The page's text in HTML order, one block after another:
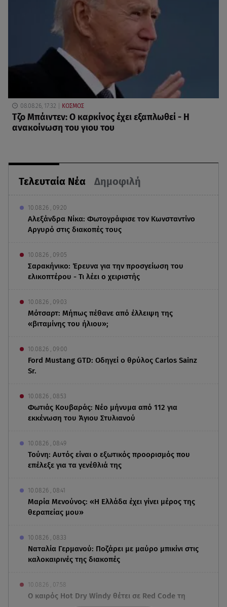
Τελευταία Νέα Δημοφιλή
10.08.26 , 09:20
Αλεξάνδρα Νίκα: Φωτογράφισε τον Κωνσταντίνο
Αργυρό στις διακοπές τους
10.08.26 , 09:05
Σαρακήνικο: Έρευνα για την προσγείωση του
ελικοπτέρου - Τι λέει ο χειριστής
10.08.26 , 09:03
Μότσαρτ: Μήπως πέθανε από έλλειψη της
«βιταμίνης του ήλιου»;
10.08.26 , 09:00
Ford Mustang GTD: Οδηγεί ο θρύλος Carlos Sainz
Sr.
10.08.26 , 08:53
Φωτιάς Κουβαράς: Νέο μήνυμα από 112 για
εκκένωση του Άγιου Στυλιανού
10.08.26 , 08:49
Τούνη: Αυτός είναι ο εξωτικός προορισμός που
επέλεξε για τα γενέθλιά της
10.08.26 , 08:41
Μαρία Μενούνος: «Η Ελλάδα έχει γίνει μέρος της
θεραπείας μου»
10.08.26 , 08:33
Ναταλία Γερμανού: Ποζάρει με μαύρο μπικίνι στις
καλοκαιρινές της διακοπές
10.08.26 , 07:58
Ο καιρός Hot Dry Windy θέτει σε Red Code τη
08.08.26, 17:32 ΚΟΣΜΟΣ
Τζο Μπάιντεν: Ο καρκίνος έχει εξαπλωθεί - Η
ανακοίνωση του γιου του